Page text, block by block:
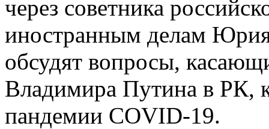
через советника
иностранным делам
обсудят вопросы,
Владимира Путина в РК,
пандемии COVID-19.